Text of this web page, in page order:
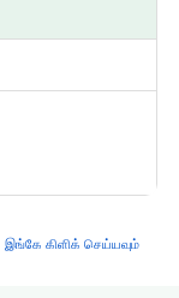
இங்கே கிளிக் செய்யவும்